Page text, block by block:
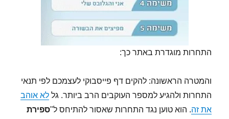
התחרות מוגדרת באתר כך:
והמטרה הראשונה: להקים דף פייסבוקי לעצמכם לפי תנאי
התחרות ולהגיע למספר העוקבים הרב ביותר. גללא אוהב
את זה. הוא טוען נגד התחרות שאסור להתיחס ל"ספירת